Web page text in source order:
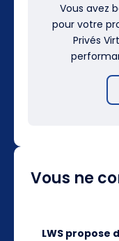
Vous avez
pour votre
Privés
Vous ne
LWS propose